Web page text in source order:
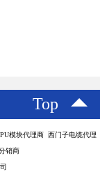
Top
模块代理商 西门子电缆代理
销商